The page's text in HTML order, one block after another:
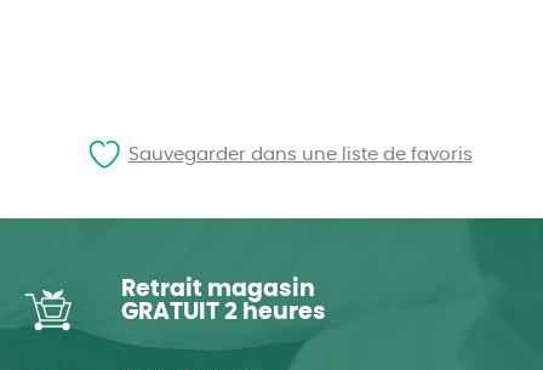
Sauvegarder dans une liste de favoris
Retrait magasin
GRATUIT 2 heures